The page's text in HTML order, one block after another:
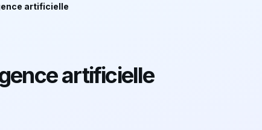
artificielle
artificielle